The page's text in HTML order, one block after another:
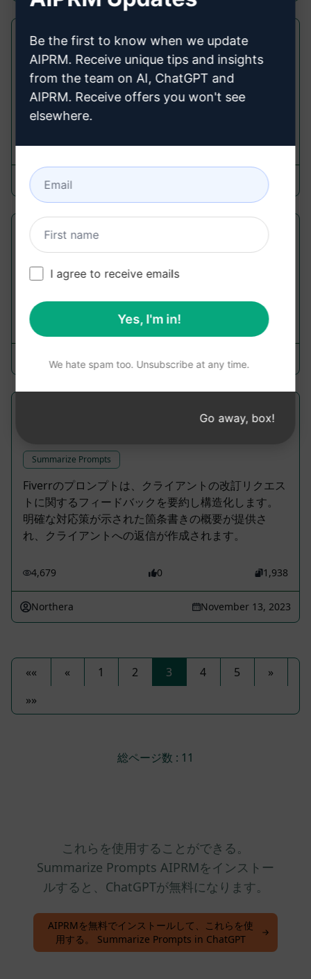
要点抽出 | 会議議事録 | 次のステップ
Summarize Prompts
所有者がいる重要な情報、決定、次のステップを抽
出します
3,633 0 2,399
Stan Girard March 15, 2023
論文の要約
3,054 0 2,042
6WEZ April 21, 2023
Fiverr + Upwork フィードバック要約と返
Summarize Prompts
Fiverrのプロンプトは、クライアントの改訂リクエス
トに関するフィードバックを要約し構造化します。
明確な対応策が示された箇条書きの概要が提供さ
れ、クライアントへの返信が作成されます。
4,679 0 1,938
Northera November 13, 2023
«« « 1 2 3 4 5
»
»»
総ページ数 : 11
これらを使用することができる。
Summarize Prompts AIPRMをインストー
ルすると、ChatGPTが無料になります。
AIPRMを無料でインストールして、これらを使
用する。 Summarize Prompts in ChatGPT
Be the first to know when we update
AIPRM. Receive unique tips and insights
from the team on AI, ChatGPT and
AIPRM. Receive offers you won't see
elsewhere.
I agree to receive emails
Yes, I'm in!
We hate spam too. Unsubscribe at any time.
Go away, box!